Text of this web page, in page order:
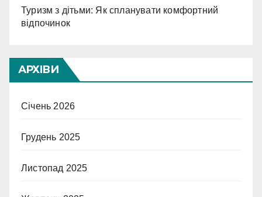
Туризм з дітьми: Як спланувати комфортний
відпочинок
АРХІВИ
Січень 2026
Грудень 2025
Листопад 2025